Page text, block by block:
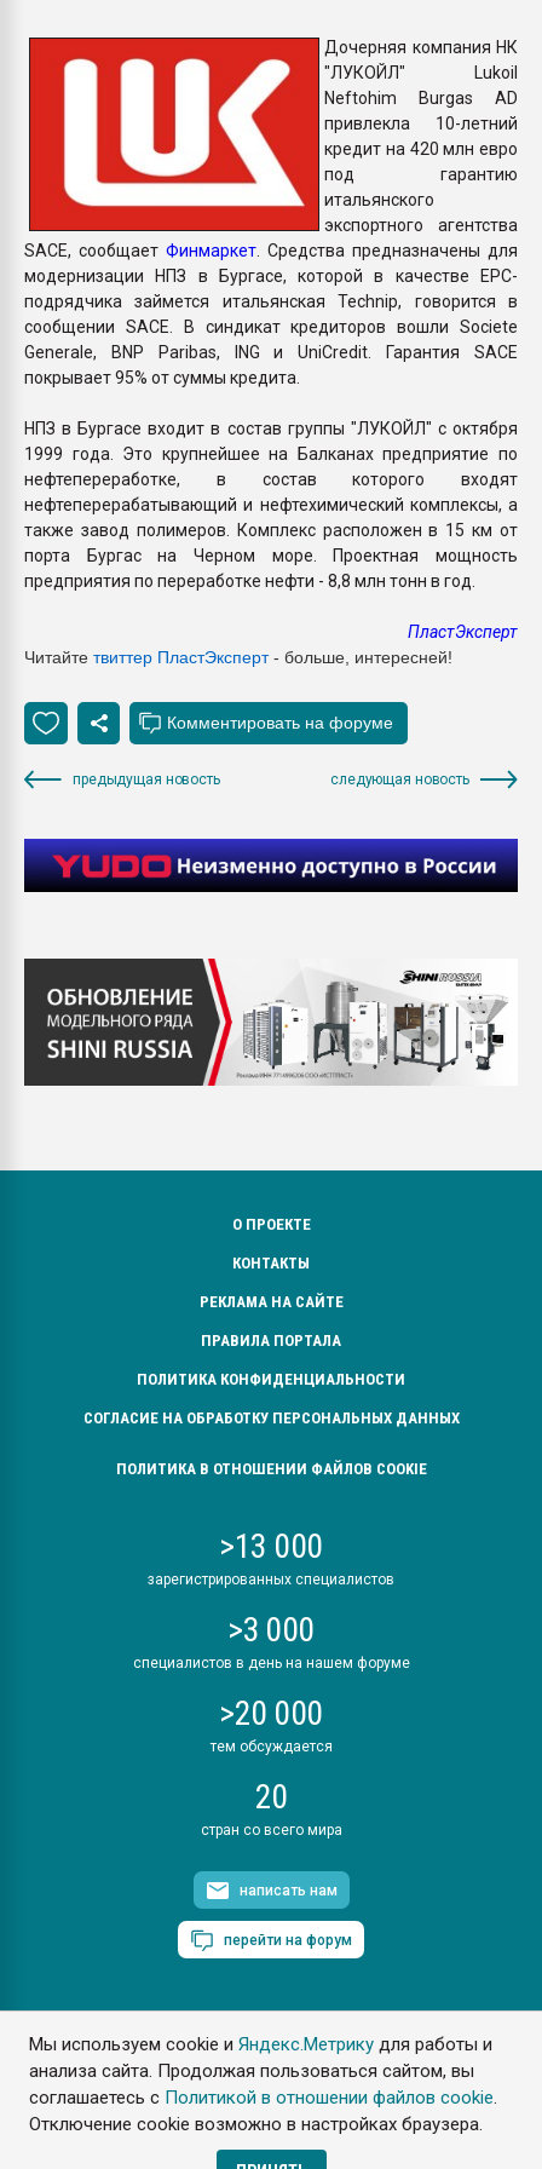
Мы используем cookie иЯндекс.Метрику для работы и
анализа сайта. Продолжая пользоваться сайтом, вы
соглашаетесь с Политикой в отношении файлов cookie.
Отключение cookie возможно в настройках браузера.
ПЕРЕЙТИ НА
Дочерняя компания НК
"ЛУКОЙЛ" Lukoil
Neftohim Burgas AD
привлекла 10-летний
кредит на 420 млн евро
под гарантию
итальянского
экспортного агентства
SACE, сообщает Финмаркет . Средства предназначены для
модернизации НПЗ в Бургасе, которой в качестве EPC-
подрядчика займется итальянская Technip, говорится в
сообщении SACE. В синдикат кредиторов вошли Societe
Generale, BNP Paribas, ING и UniCredit. Гарантия SACE
покрывает 95% от суммы кредита.
НПЗ в Бургасе входит в состав группы "ЛУКОЙЛ" с октября
1999 года. Это крупнейшее на Балканах предприятие по
нефтепереработке, в состав которого входят
нефтеперерабатывающий и нефтехимический комплексы, а
также завод полимеров. Комплекс расположен в 15 км от
порта Бургас на Черном море. Проектная мощность
предприятия по переработке нефти - 8,8 млн тонн в год.
ПластЭксперт
Читайте твиттер ПластЭксперт- больше, интересней!
предыдущая новость следующая новость
О ПРОЕКТЕ
КОНТАКТЫ
РЕКЛАМА НА САЙТЕ
ПРАВИЛА ПОРТАЛА
ПОЛИТИКА КОНФИДЕНЦИАЛЬНОСТИ
СОГЛАСИЕ НА ОБРАБОТКУ ПЕРСОНАЛЬНЫХ ДАННЫХ
ПОЛИТИКА В ОТНОШЕНИИ ФАЙЛОВ COOKIE
>13 000
зарегистрированных специалистов
>3 000
специалистов в день на нашем форуме
>20 000
тем обсуждается
20
стран со всего мира
написать нам
перейти на форум
ПластЭксперт © 2006. Все права защищены
Разрешается копирование материалов сайта с обязательной
ссылкой на www.e-plastic.ru
Разработка сайта